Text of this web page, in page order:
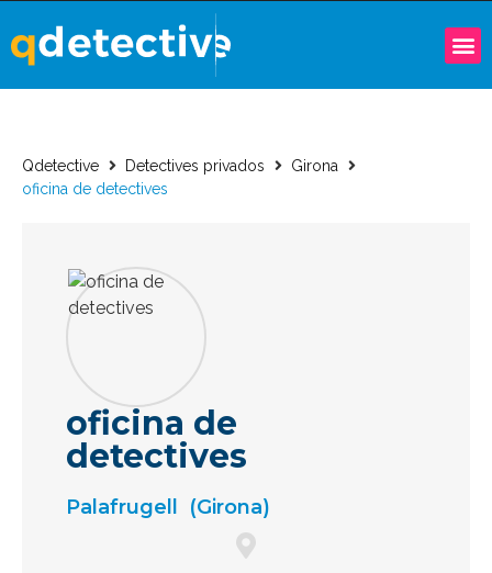
Qdetective Detectives privados
Girona
oficina de detectives
oficina de
detectives
Palafrugell (Girona)